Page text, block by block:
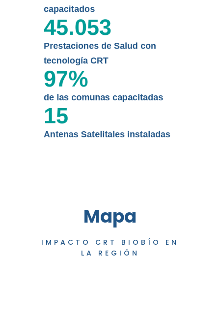
capacitados
Prestaciones de Salud con
tecnología CRT
45.053
de las comunas capacitadas
97%
Antenas Satelitales instaladas
15
Mapa
IMPACTO CRT BIOBÍO EN
LA REGIÓN